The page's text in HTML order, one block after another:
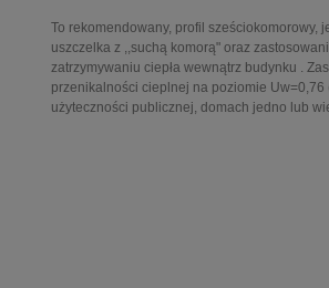
To rekomendowany, profil sześciokomorowy,
uszczelka z ,,suchą komorą" oraz
zatrzymywaniu ciepła wewnątrz budynku .
przenikalności cieplnej na poziomie
użyteczności publicznej, domach jedno lub